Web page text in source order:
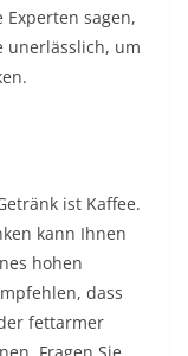
sagen,
unerlässlich, um
ist Kaffee.
kann Ihnen
hohen
dass
fettarmer